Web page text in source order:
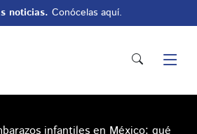
noticias. Conócelas aquí.